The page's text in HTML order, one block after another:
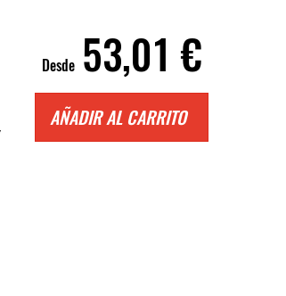
Desde 53,01 €
AÑADIR AL CARRITO